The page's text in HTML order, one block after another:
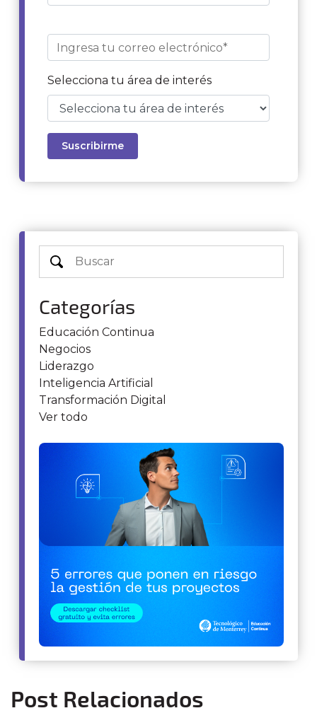
Categorías
Educación Continua
Negocios
Liderazgo
Inteligencia Artificial
Transformación Digital
Ver todo
Selecciona tu área de interés
Post Relacionados